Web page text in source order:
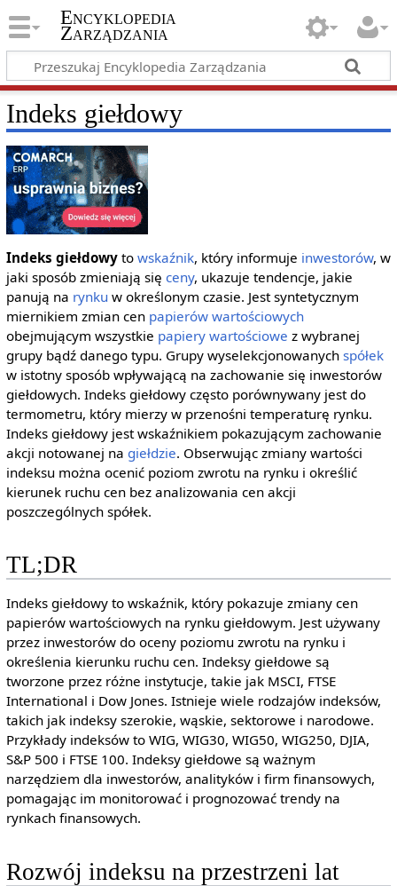
Encyklopedia
Zarządzania
Indeks giełdowy
Indeks giełdowyto wskaźnik, który informuje inwestorów, w
jaki sposób zmieniają się ceny, ukazuje tendencje, jakie
panują na rynku w określonym czasie. Jest syntetycznym
miernikiem zmian cen papierów wartościowych
obejmującym wszystkie papiery wartościowe z wybranej
grupy bądź danego typu. Grupy wyselekcjonowanych spółek
w istotny sposób wpływającą na zachowanie się inwestorów
giełdowych. Indeks giełdowy często porównywany jest do
termometru, który mierzy w przenośni temperaturę rynku.
Indeks giełdowy jest wskaźnikiem pokazującym zachowanie
akcji notowanej na giełdzie. Obserwując zmiany wartości
indeksu można ocenić poziom zwrotu na rynku i określić
kierunek ruchu cen bez analizowania cen akcji
poszczególnych spółek.
TL;DR
Indeks giełdowy to wskaźnik, który pokazuje zmiany cen
papierów wartościowych na rynku giełdowym. Jest używany
przez inwestorów do oceny poziomu zwrotu na rynku i
określenia kierunku ruchu cen. Indeksy giełdowe są
tworzone przez różne instytucje, takie jak MSCI, FTSE
International i Dow Jones. Istnieje wiele rodzajów indeksów,
takich jak indeksy szerokie, wąskie, sektorowe i narodowe.
Przykłady indeksów to WIG, WIG30, WIG50, WIG250, DJIA,
S&P 500 i FTSE 100. Indeksy giełdowe są ważnym
narzędziem dla inwestorów, analityków i firm finansowych,
pomagając im monitorować i prognozować trendy na
rynkach finansowych.
Rozwój indeksu na przestrzeni lat